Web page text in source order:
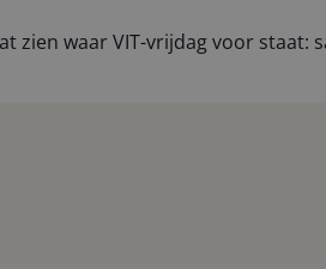
zien waar VIT-vrijdag voor